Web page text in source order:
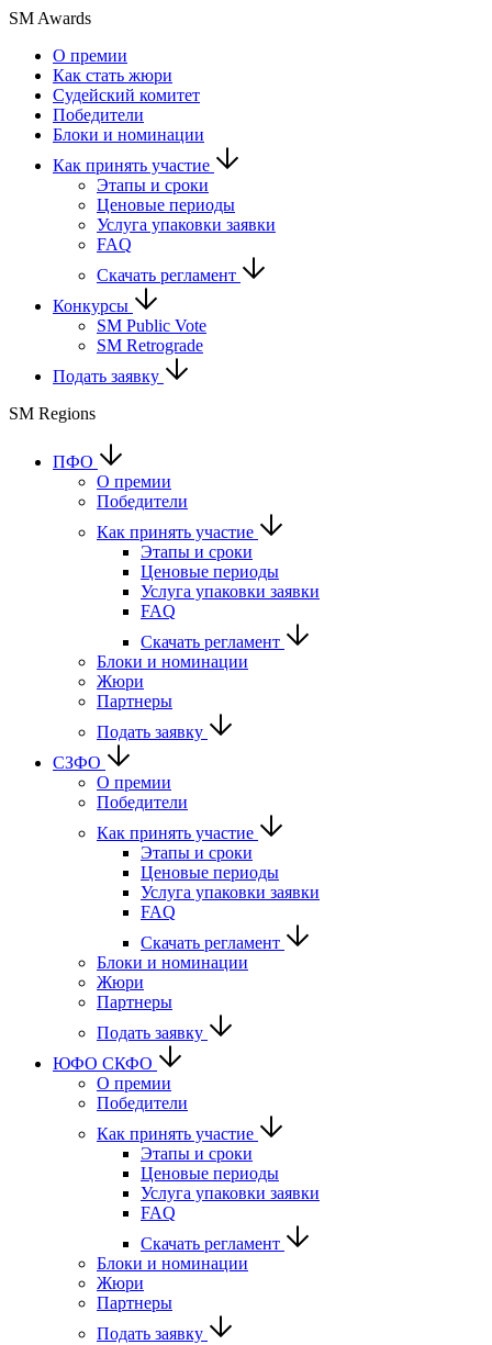
SM Awards
О премии
Как стать жюри
Судейский комитет
Победители
Блоки и номинации
Как принять участие
Этапы и сроки
Ценовые периоды
Услуга упаковки заявки
FAQ
Скачать регламент
Конкурсы
SM Public Vote
SM Retrograde
Подать заявку
SM Regions
ПФО
О премии
Победители
Как принять участие
Этапы и сроки
Ценовые периоды
Услуга упаковки заявки
FAQ
Скачать регламент
Блоки и номинации
Жюри
Партнеры
Подать заявку
СЗФО
О премии
Победители
Как принять участие
Этапы и сроки
Ценовые периоды
Услуга упаковки заявки
FAQ
Скачать регламент
Блоки и номинации
Жюри
Партнеры
Подать заявку
ЮФО СКФО
О премии
Победители
Как принять участие
Этапы и сроки
Ценовые периоды
Услуга упаковки заявки
FAQ
Скачать регламент
Блоки и номинации
Жюри
Партнеры
Подать заявку